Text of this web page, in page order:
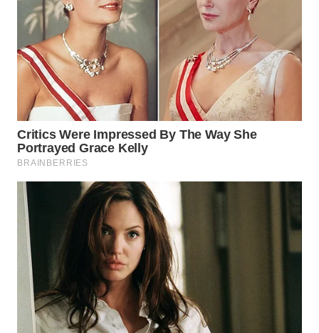
WN
KEPULAUAN
SERIBU
WN
TANGERANG
WN
BINJAI
WN
INDRAMAYU
WN
KUNINGAN